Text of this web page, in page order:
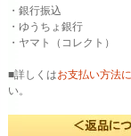
・銀行振込
・ゆうちょ銀行
・ヤマト（コレクト）
■詳しくはお支払い方法
い。